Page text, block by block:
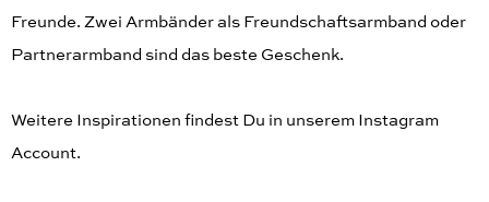
Freunde. Zwei Armbänder als Freundschaftsarmband oder
Partnerarmband sind das beste Geschenk.
Weitere Inspirationen findest Du in unserem Instagram
Account.